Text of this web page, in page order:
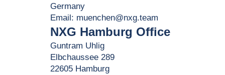
Germany
Email: muenchen@nxg.team
NXG Hamburg Office
Guntram Uhlig
Elbchaussee 289
22605 Hamburg